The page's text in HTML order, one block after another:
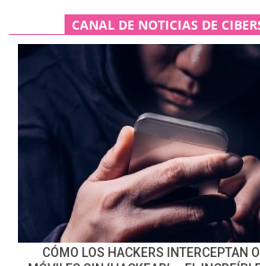
CANAL DE NOTICIAS DE
CÓMO LOS HACKERS INTERCEPTAN